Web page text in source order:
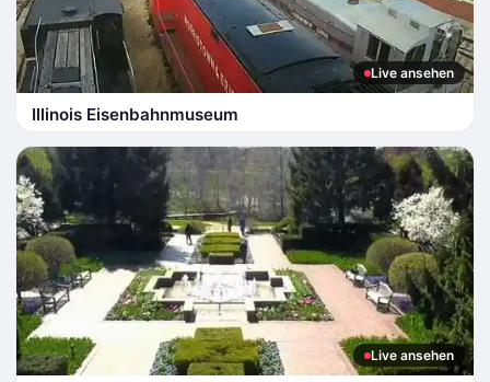
Live ansehen
Illinois Eisenbahnmuseum
Live ansehen